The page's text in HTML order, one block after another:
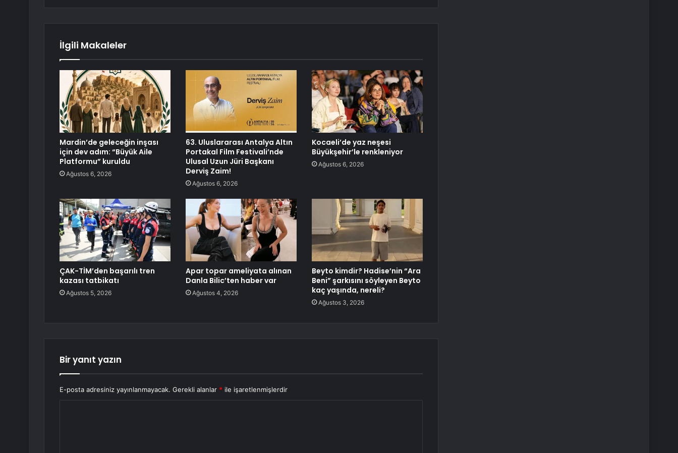
İlgili Makaleler
Mardin’de geleceğin inşası
için dev adım: “Büyük Aile
Platformu” kuruldu
Ağustos 6, 2026
63. Uluslararası Antalya Altın
Portakal Film Festivali’nde
Ulusal Uzun Jüri Başkanı
Derviş Zaim!
Ağustos 6, 2026
Kocaeli’de yaz neşesi
Büyükşehir’le renkleniyor
Ağustos 6, 2026
ÇAK-TİM’den başarılı tren
kazası tatbikatı
Ağustos 5, 2026
Apar topar ameliyata alınan
Danla Bilic’ten haber var
Ağustos 4, 2026
Beyto kimdir? Hadise’nin “Ara
Beni” şarkısını söyleyen Beyto
kaç yaşında, nereli?
Ağustos 3, 2026
Bir yanıt yazın
E-posta adresiniz yayınlanmayacak. Gerekli alanlar * ile işaretlenmişlerdir